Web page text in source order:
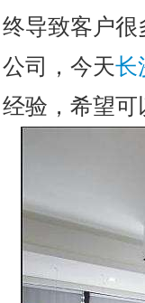
终导致客户
公司，今天长
经验，希望